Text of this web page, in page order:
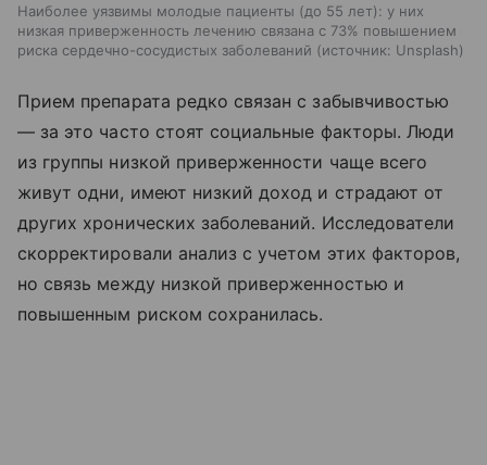
Наиболее уязвимы молодые пациенты (до 55 лет): у них
низкая приверженность лечению связана с 73% повышением
риска сердечно-сосудистых заболеваний
источник: Unsplash
Прием препарата редко связан с забывчивостью
— за это часто стоят социальные факторы. Люди
из группы низкой приверженности чаще всего
живут одни, имеют низкий доход и страдают от
других хронических заболеваний. Исследователи
скорректировали анализ с учетом этих факторов,
но связь между низкой приверженностью и
повышенным риском сохранилась.